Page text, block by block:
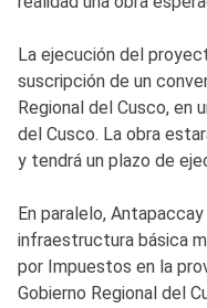
La ejecución del
suscripción de un
Regional del Cusco, en
del Cusco. La obra
y tendrá un plazo de
En paralelo,
infraestructura básica
por Impuestos en la
Gobierno Regional del